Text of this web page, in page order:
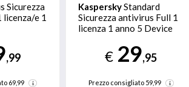
Sicurezza
e 1
,99
69,99
KasperskyStandard
Sicurezza antivirus Full 1
licenza 1 anno 5 Device
€ 29,95
Prezzo consigliato59,99